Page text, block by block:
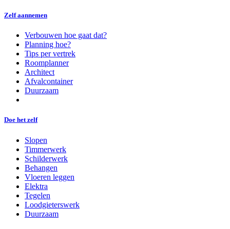
Zelf aannemen
Verbouwen hoe gaat dat?
Planning hoe?
Tips per vertrek
Roomplanner
Architect
Afvalcontainer
Duurzaam
Doe het zelf
Slopen
Timmerwerk
Schilderwerk
Behangen
Vloeren leggen
Elektra
Tegelen
Loodgieterswerk
Duurzaam